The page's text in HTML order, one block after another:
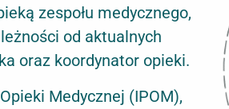
zespołu medycznego,
od aktualnych
oraz koordynator opieki.
Medycznej (IPOM),